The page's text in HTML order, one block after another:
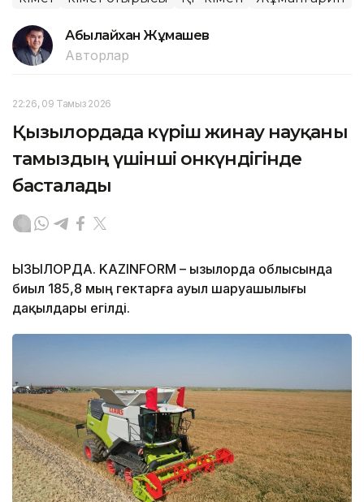
Абылайхан Жұмашев
Авторлар
22:26, 09 Тамыз 2026
Қызылордада күріш жинау науқаны
тамыздың үшінші онкүндігінде
басталады
ҚЫЗЫЛОРДА. KAZINFORM – Қызылорда облысында
биыл 185,8 мың гектарға ауыл шаруашылығы
дақылдары егілді.